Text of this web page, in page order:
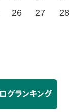
26 27 28